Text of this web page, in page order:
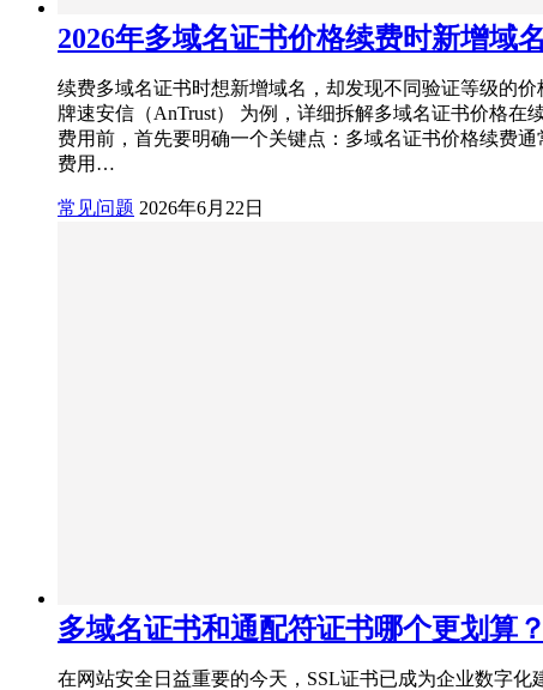
2026年多域名证书价格续费时新增域
续费多域名证书时想新增域名，却发现不同验证等级的
牌速安信（AnTrust） 为例，详细拆解多域名证书价格
费用前，首先要明确一个关键点：多域名证书价格续费
费用…
常见问题 2026年6月22日
多域名证书和通配符证书哪个更划算
在网站安全日益重要的今天，SSL证书已成为企业数字